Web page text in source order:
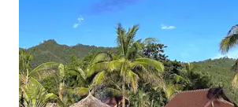
sinta em casa", disse ele enquanto nos
mostrava a propriedade. “Eu realmente
não gosto de como, quando você
recebe a conta de um hotel, às vezes
você entra em choque! Então, pegue o
que quiser e coma tudo o que puder, e
eu prometo que não vai abrir um buraco